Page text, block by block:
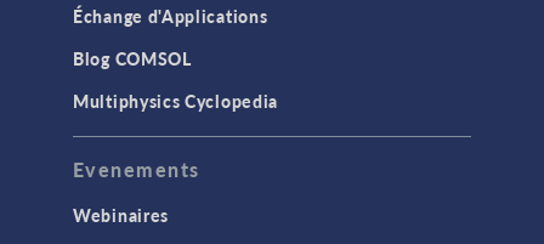
Échange d'Applications
Blog COMSOL
Multiphysics Cyclopedia
Evenements
Webinaires